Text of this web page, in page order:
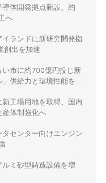
体開発拠点新設、約
へ
ランドに新研究開発拠
出を加速
市に約700億円投じ新
供給力と環境性能を強
工場用地を取得、国内
体制強化へ
センター向けエンジン
ミ砂型鋳造設備を増